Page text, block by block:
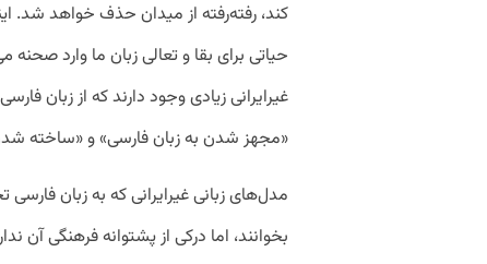
کند، رفته‌رفته از میدان حذف خواهد شد.
حیاتی برای بقا و تعالی زبان ما وارد
غیرایرانی زیادی وجود دارند که از زبان
«مجهز شدن به زبان فارسی» و «ساخته
مدل‌های زبانی غیرایرانی که به زبان فارسی
بخوانند، اما درکی از پشتوانه فرهنگی آن